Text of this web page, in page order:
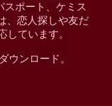
ポート、ケミス
、恋人探しや友だ
ています。
ウンロード。